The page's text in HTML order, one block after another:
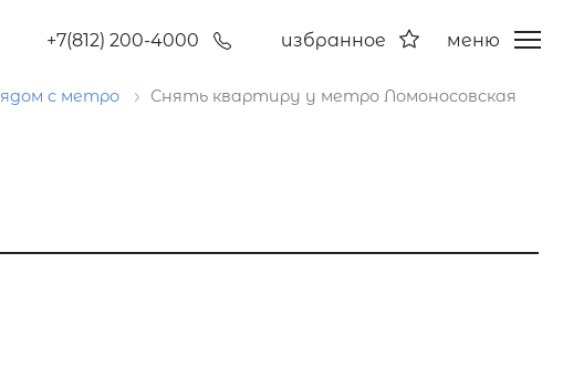
+7(812) 200-4000 избранное меню
с метро Снять квартиру у метро Ломоносовская